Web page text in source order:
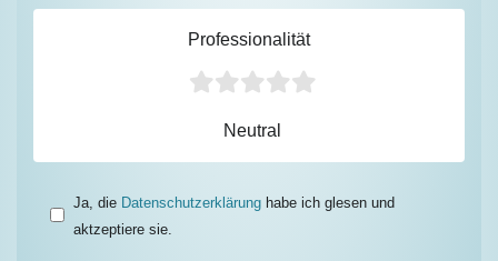
Professionalität
Neutral
Ja, die Datenschutzerklärung habe ich glesen und
aktzeptiere sie.